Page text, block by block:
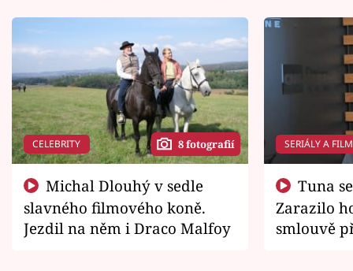
CELEBRITY 8 fotografií
slavného filmového koně.
Jezdil na něm i Draco Malfoy
SERIÁLY A
Zarazilo
smlouvě